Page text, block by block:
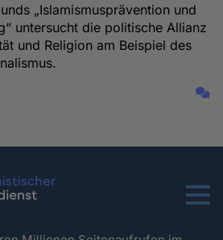
„Islamismusprävention und
untersucht die politische Allianz
und Religion am Beispiel des
Menu